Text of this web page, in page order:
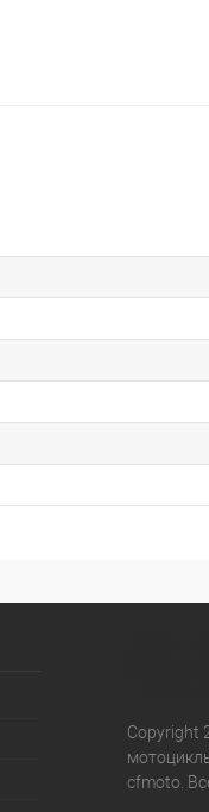
Copyright
cfmoto.